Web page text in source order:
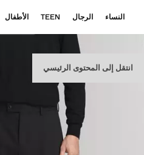
انتقل إلى المحتوى الرئيسي
النساء الرجال TEEN الأطفال